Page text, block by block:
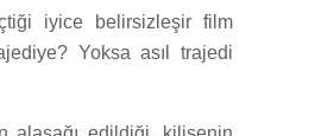
iyice belirsizleşir film
Yoksa asıl trajedi